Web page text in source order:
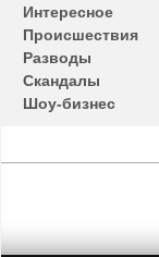
Интересное
Происшествия
Разводы
Скандалы
Шоу-бизнес